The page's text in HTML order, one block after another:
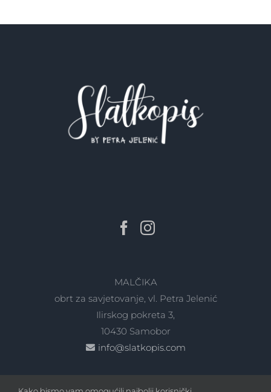
MALČIKA
obrt za savjetovanje, vl. Petra Jelenić
Ilirskog pokreta 3,
10430 Samobor
info@slatkopis.com